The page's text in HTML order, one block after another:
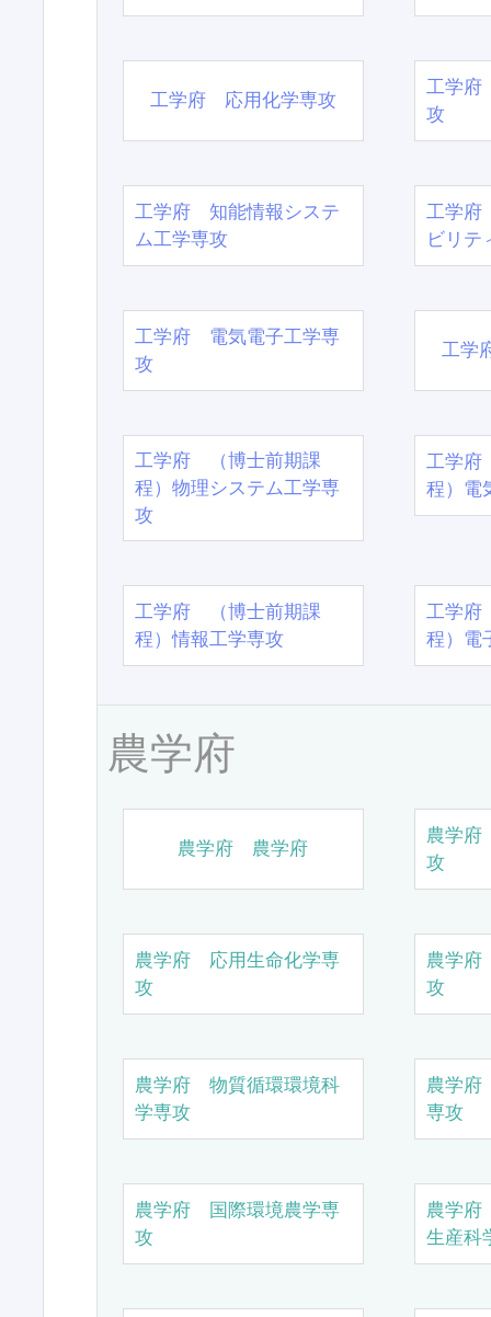
工学府 応用化学専攻
工学府
攻
工学府 知能情報システ
ム工学専攻
工学府
ビリテ
工学府 電気電子工学専
攻
工学
工学府 （博士前期課
程）物理システム工学専
攻
工学
程）電
工学府 （博士前期課
程）情報工学専攻
工学
程）電
農学府
農学府 農学府
農学
攻
農学府 応用生命化学専
攻
農学
攻
農学府 物質循環環境科
学専攻
農学
専攻
農学府 国際環境農学専
攻
農学
生産科